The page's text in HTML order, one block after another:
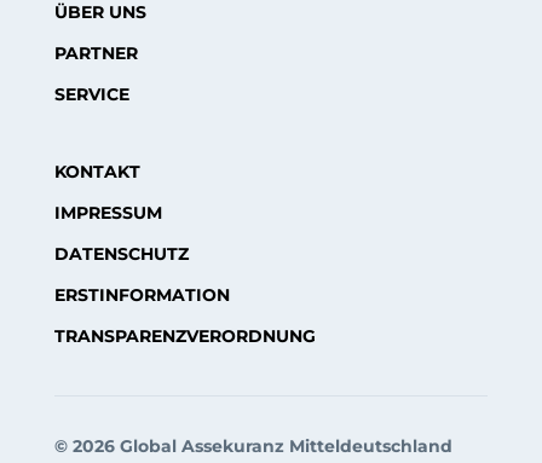
ÜBER UNS
PARTNER
SERVICE
KONTAKT
IMPRESSUM
DATENSCHUTZ
ERSTINFORMATION
TRANSPARENZVERORDNUNG
© 2026 Global Assekuranz Mitteldeutschland